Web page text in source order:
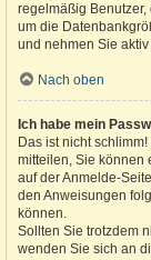
regelmäßig
um die
und nehmen Sie
Nach oben
Ich habe mein
Das ist nicht
mitteilen, Sie können
auf der Anmelde-
den Anweisungen
können.
Sollten Sie trotzdem
wenden Sie sich an